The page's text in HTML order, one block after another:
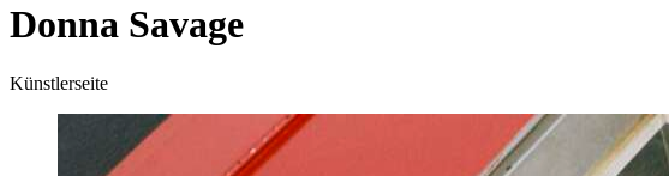
Donna Savage
Künstlerseite